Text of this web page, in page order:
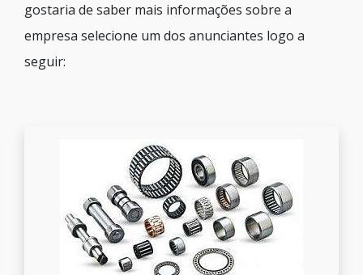
gostaria de saber mais informações sobre a
empresa selecione um dos anunciantes logo a
seguir: